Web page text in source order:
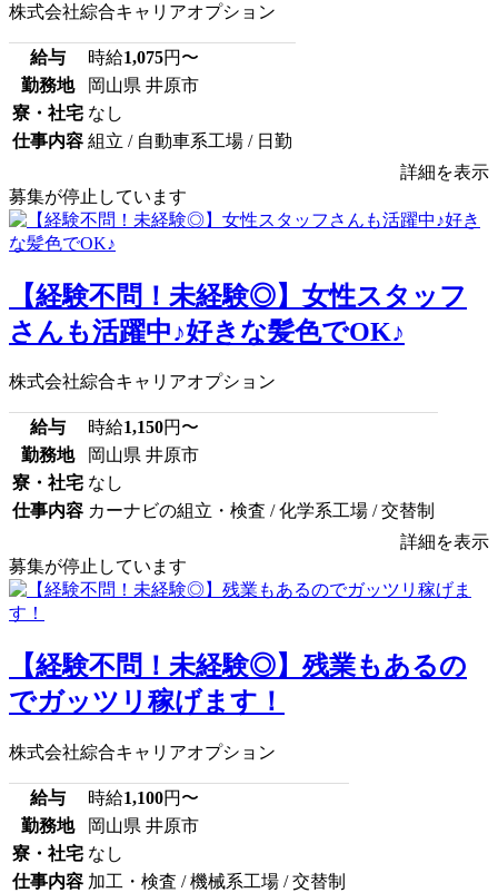
株式会社綜合キャリアオプション
給与 時給1,075円〜
勤務地
岡山県 井原市
寮・社宅 なし
仕事内容 組立 / 自動車系工場 / 日勤
詳細を表示
募集が停止しています
【経験不問！未経験◎】女性スタッフ
さんも活躍中♪好きな髪色でOK♪
株式会社綜合キャリアオプション
給与 時給1,150円〜
勤務地
岡山県 井原市
寮・社宅 なし
仕事内容 カーナビの組立・検査 / 化学系工場 / 交替制
詳細を表示
募集が停止しています
【経験不問！未経験◎】残業もあるの
でガッツリ稼げます！
株式会社綜合キャリアオプション
給与 時給1,100円〜
勤務地
岡山県 井原市
寮・社宅 なし
仕事内容 加工・検査 / 機械系工場 / 交替制